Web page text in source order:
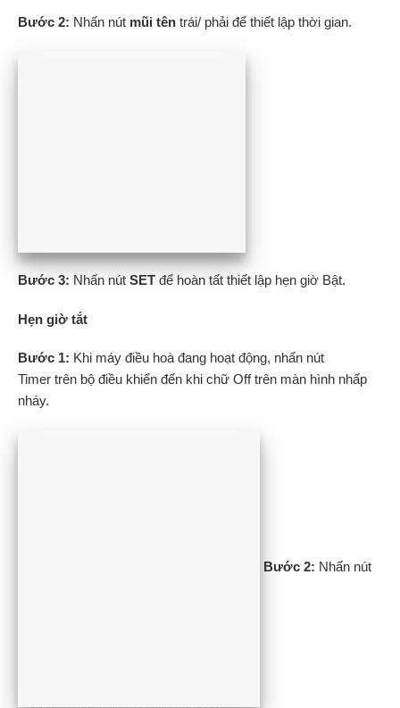
Bước 2: Nhấn nút mũi tên trái/ phải để thiết lập thời gian.
Bước 3: Nhấn nút SET để hoàn tất thiết lập hẹn giờ Bật.
Hẹn giờ tắt
Bước 1: Khi máy điều hoà đang hoạt động, nhấn nút
Timer trên bộ điều khiển đến khi chữ Offtrên màn hình nhấp
nháy.
Bước 2: Nhấn nút